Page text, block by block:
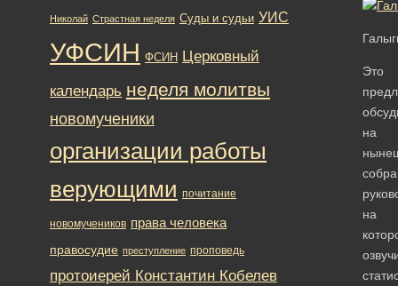
Это
на
на
Николай Страстная неделя Суды и судьи УИС
УФСИН ФСИН Церковный
календарь неделя молитвы
новомученики
организации работы
верующими почитание
новомучеников права человека
правосудие преступление проповедь
протоиерей Константин Кобелев